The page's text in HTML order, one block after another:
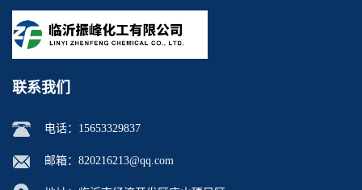
联系我们
电话： 15653329837
邮箱： 820216213@qq.com